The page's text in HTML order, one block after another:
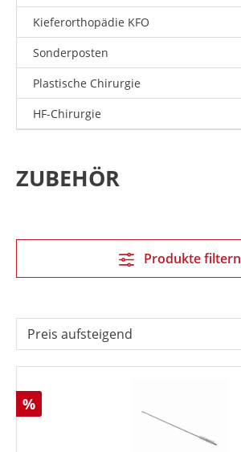
Kieferorthopädie KFO
Sonderposten
Plastische Chirurgie
HF-Chirurgie
ZUBEHÖR
Produkte filtern
Rabatt
%